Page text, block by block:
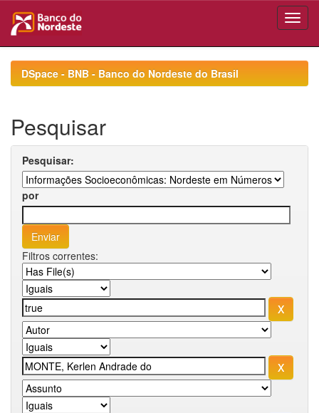
navigationDSpace - BNB - Banco do Nordeste do Brasil
Pesquisar
Pesquisar:
por
Filtros correntes: